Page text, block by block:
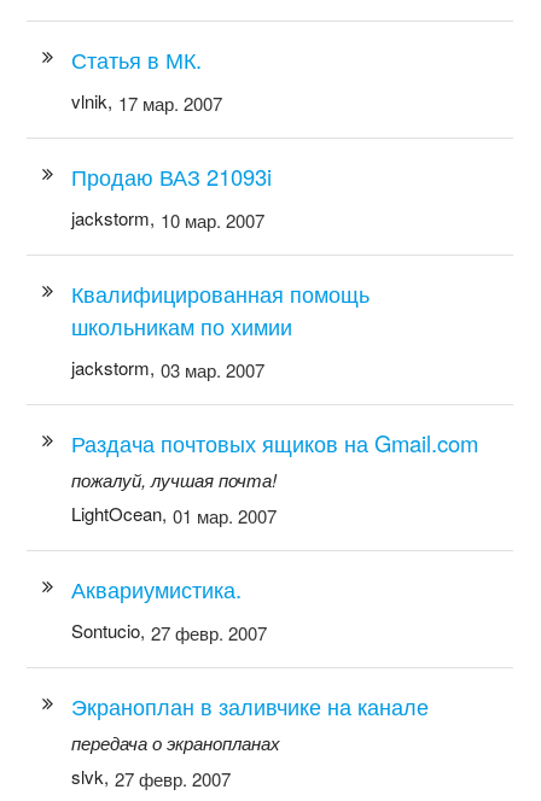
Статья в МК.
vlnik, 17 мар. 2007
Продаю ВАЗ 21093i
jackstorm, 10 мар. 2007
Квалифицированная помощь
школьникам по химии
jackstorm, 03 мар. 2007
Раздача почтовых ящиков на Gmail.com
пожалуй, лучшая почта!
LightOcean, 01 мар. 2007
Аквариумистика.
Sontucio, 27 февр. 2007
Экраноплан в заливчике на канале
передача о экранопланах
slvk, 27 февр. 2007